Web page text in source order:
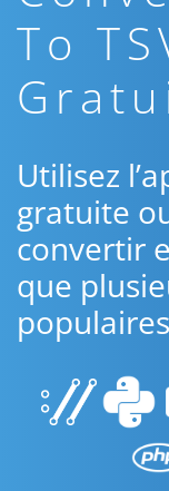
To
Utilisez
gratuite
convertir
que